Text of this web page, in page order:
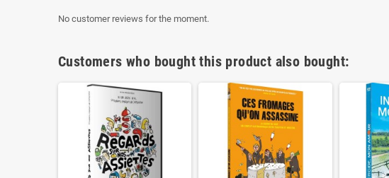
No customer reviews for the moment.
Customers who bought this product also bought: